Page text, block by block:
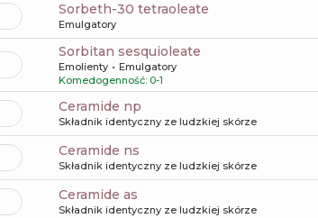
sorbeth-30 tetraoleate
Emulgatory
sorbitan sesquioleate
Emolienty
Emulgatory
Komedogenność: 0-1
ceramide np
Składnik identyczny ze ludzkiej skórze
ceramide ns
Składnik identyczny ze ludzkiej skórze
ceramide as
Składnik identyczny ze ludzkiej skórze